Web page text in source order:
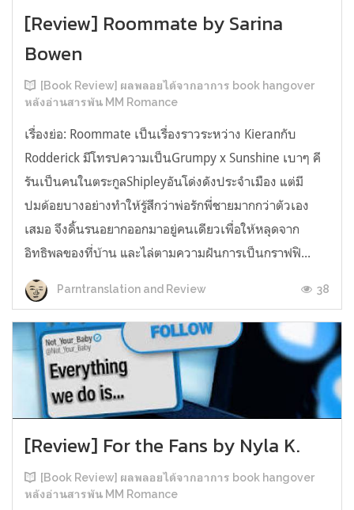
[Review] Roommate by Sarina
Bowen
[Book Review] ผลพลอยได้จากอาการ book hangover
หลังอ่านสารพัน MM Romance
เรื่องย่อ: Roommate เป็นเรื่องราวระหว่าง Kieranกับ
Rodderick มีโทรปความเป็นGrumpy x Sunshine เบาๆ คี
รันเป็นคนในตระกูลShipleyอันโด่งดังประจำเมือง แต่มี
ปมด้อยบางอย่างทำให้รู้สึกว่าพ่อรักพี่ชายมากกว่าตัวเอง
เสมอ จึงดิ้นรนอยากออกมาอยู่คนเดียวเพื่อให้หลุดจาก
อิทธิพลของที่บ้าน และไล่ตามความฝันการเป็นกราฟฟิ...
Parntranslation and Review 38
[Review] For the Fans by Nyla K.
[Book Review] ผลพลอยได้จากอาการ book hangover
หลังอ่านสารพัน MM Romance